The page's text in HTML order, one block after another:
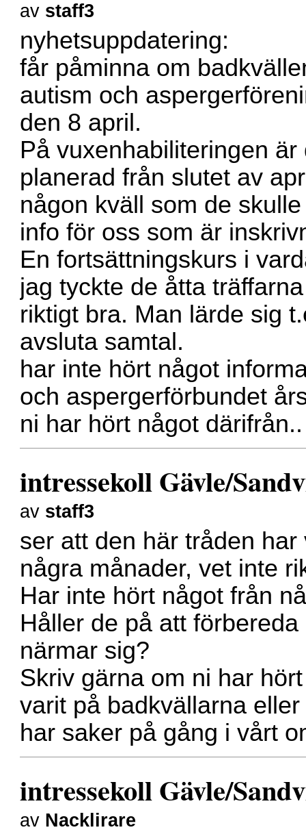
av staff3
nyhetsuppdatering:
får påminna om
autism och
den 8 april.
På vuxenhabiliteringen
planerad från slutet av
någon kväll som de
info för oss som är
En fortsättningskurs i
jag tyckte de åtta
riktigt bra. Man lärde sig
avsluta samtal.
har inte hört något
och aspergerförbundet
ni har hört något därifrån..
intressekoll Gävle/
av staff3
ser att den här tråden
några månader, vet inte
Har inte hört något från
Håller de på att
närmar sig?
Skriv gärna om ni har
varit på badkvällarna
har saker på gång i vårt
intressekoll Gävle/
av Nacklirare